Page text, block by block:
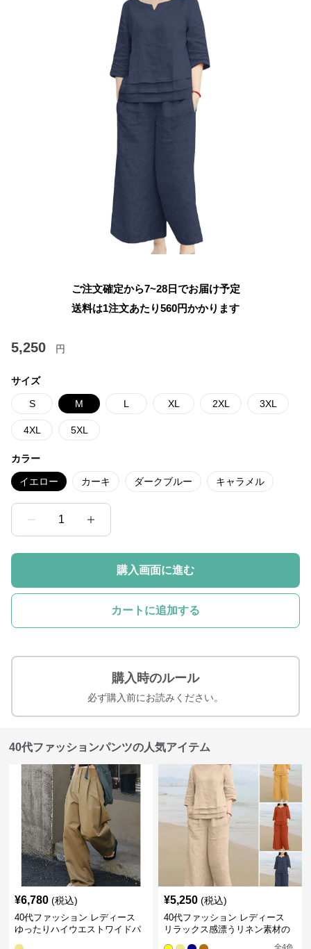
ご注文確定から7~28日でお届け予定
送料は1注文あたり560円かかります
5,250 円
サイズ
S M L XL 2XL 3XL
4XL 5XL
カラー
イエロー カーキ ダークブルー キャラメル
1
購入画面に進む
カートに追加する
購入時のルール
必ず購入前にお読みください。
40代ファッションパンツの人気アイテム
¥6,780 (税込)
40代ファッション レディース
ゆったりハイウエストワイドパ
¥5,250 (税込)
40代ファッション レディース
リラックス感漂うリネン素材の
全4色